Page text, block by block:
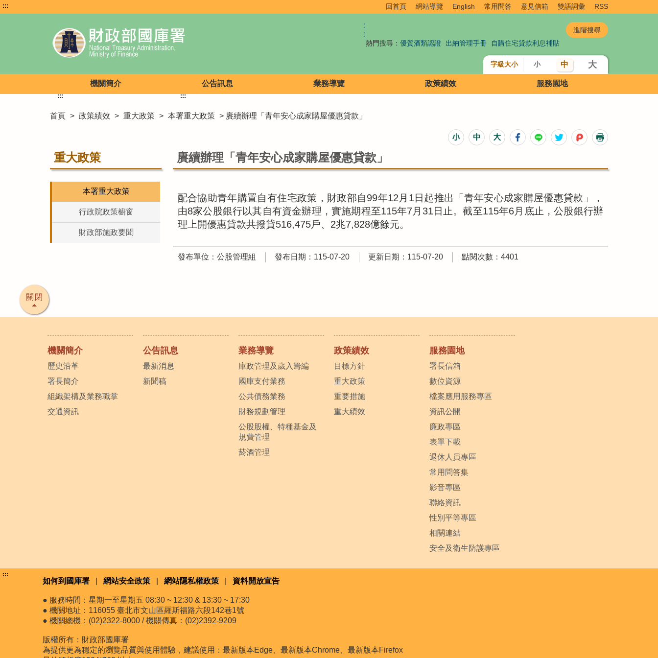
::: 回首頁 網站導覽 English 常用問答 意見信箱 雙語詞彙 RSS
:
:
熱門搜尋： 優質酒類認證 出納管理手冊 自購住宅貸款利息補貼
字級大小 小 中 大
機關簡介 公告訊息 業務導覽 政策績效 服務園地
首頁 > 政策績效 > 重大政策 > 本署重大政策 > 賡續辦理「青年安心成家購屋優惠貸款」
:::
重大政策
本署重大政策
行政院政策櫥窗
財政部施政要聞
:::
賡續辦理「青年安心成家購屋優惠貸款」
配合協助青年購置自有住宅政策，財政部自99年12月1日起推出「青年安心成家購屋優惠貸款」，
由8家公股銀行以其自有資金辦理，實施期程至115年7月31日止。截至115年6月底止，公股銀行辦
理上開優惠貸款共撥貸516,475戶、2兆7,828億餘元。
發布單位：公股管理組 發布日期：115-07-20 更新日期：115-07-20 點閱次數：4401
關閉
機關簡介
歷史沿革
署長簡介
組織架構及業務職掌
交通資訊
公告訊息
最新消息
新聞稿
業務導覽
庫政管理及歲入籌編
國庫支付業務
公共債務業務
財務規劃管理
公股股權、特種基金及
規費管理
菸酒管理
政策績效
目標方針
重大政策
重要措施
重大績效
服務園地
署長信箱
數位資源
檔案應用服務專區
資訊公開
廉政專區
表單下載
退休人員專區
常用問答集
影音專區
聯絡資訊
性別平等專區
相關連結
安全及衛生防護專區
:::
如何到國庫署 網站安全政策 網站隱私權政策 資料開放宣告
● 服務時間：星期一至星期五 08:30 ~ 12:30 & 13:30 ~ 17:30
● 機關地址：116055 臺北市文山區羅斯福路六段142巷1號
● 機關總機：(02)2322-8000 / 機關傳真：(02)2392-9209
版權所有：財政部國庫署
為提供更為穩定的瀏覽品質與使用體驗，建議使用：最新版本Edge、最新版本Chrome、最新版本Firefox